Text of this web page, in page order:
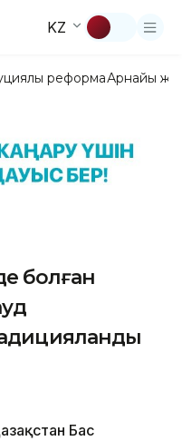
KZ
реформаАрнайы
болған
Бас